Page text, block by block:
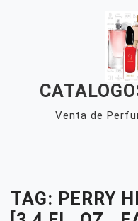
Venta de
TAG: PERRY